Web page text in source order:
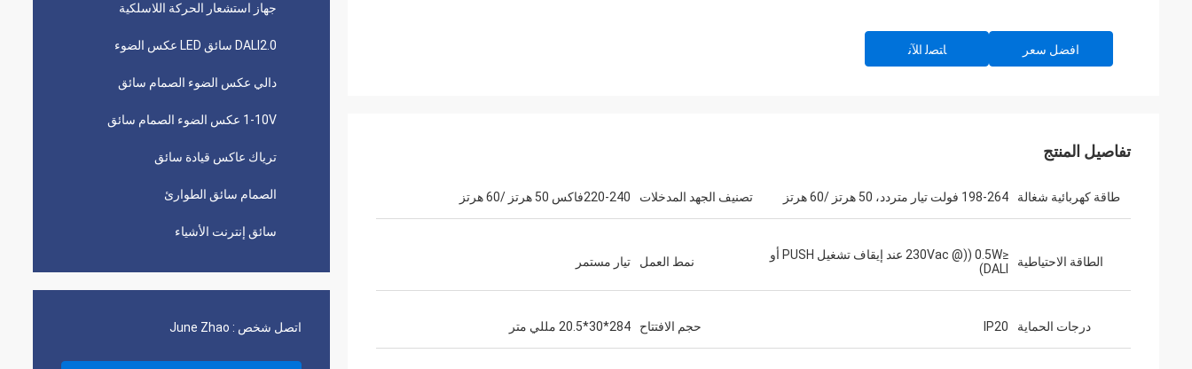
جهاز استشعار الحركة اللاسلكية
DALI2.0 سائق LED عكس الضوء
دالي عكس الضوء الصمام سائق
1-10V عكس الضوء الصمام سائق
ترياك عاكس قيادة سائق
الصمام سائق الطوارئ
سائق إنترنت الأشياء
اتصل شخص : June Zhao
افضل سعر ﺎﺘﺼﻟ ﺍﻶﻧ
تفاصيل المنتج
طاقة كهربائية شغالة 198-264 فولت تيار متردد، 50 هرتز /60 هرتز تصنيف الجهد المدخلات 220-240فاكس 50 هرتز /60 هرتز
الطاقة الاحتياطية
≤0.5W ((@ 230Vac عند إيقاف تشغيل PUSH أو
DALI)
نمط العمل تيار مستمر
درجات الحماية IP20 حجم الافتتاح 284*30*20.5 مللي متر